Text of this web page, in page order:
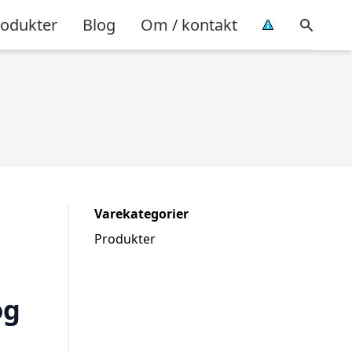
Blog Om / kontakt
Varekategorier
Produkter